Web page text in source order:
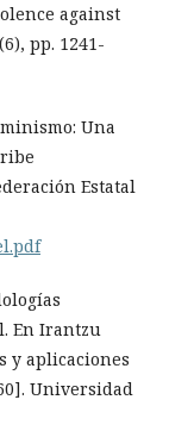
against
pp. 1241-
Una
Estatal
En Irantzu
y aplicaciones
Universidad